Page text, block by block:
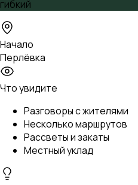
гибкий
Начало
Перлёвка
Что увидите
Разговоры с жителями
Несколько маршрутов
Рассветы и закаты
Местный уклад